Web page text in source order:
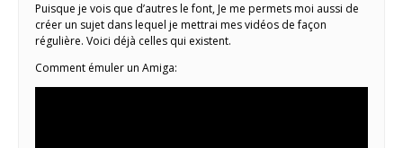
Puisque je vois que d’autres le font, Je me permets moi aussi de
créer un sujet dans lequel je mettrai mes vidéos de façon
régulière. Voici déjà celles qui existent.
Comment émuler un Amiga: